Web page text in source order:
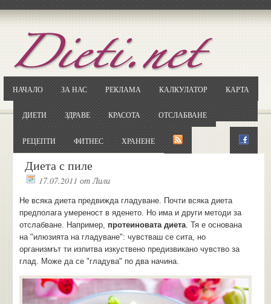
НАЧАЛО ЗА НАС РЕКЛАМА КАЛКУЛАТОР КАРТА
ДИЕТИ ЗДРАВЕ КРАСОТА ОТСЛАБВАНЕ
РЕЦЕПТИ ФИТНЕС ХРАНЕНЕ
Диета с пиле
17.07.2011 отЛили
Не всяка диета предвижда гладуване. Почти всяка диета
предполага умереност в яденето. Но има и други методи за
отслабване. Например, протеиновата диета. Тя е основана
на "илюзията на гладуване": чувстваш се сита, но
организмът ти изпитва изкуствено предизвикано чувство за
глад. Може да се "гладува" по два начина.
ОтворетеGoogle.bg
Потърсете "Cloxy"
Кликнете на първия резултат
... и я въведете в полето: